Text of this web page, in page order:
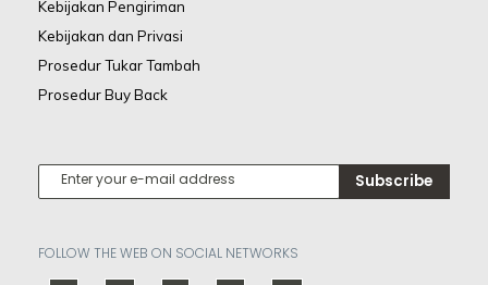
Kebijakan Pengiriman
Kebijakan dan Privasi
Prosedur Tukar Tambah
Prosedur Buy Back
Subscribe
FOLLOW THE WEB ON SOCIAL NETWORKS